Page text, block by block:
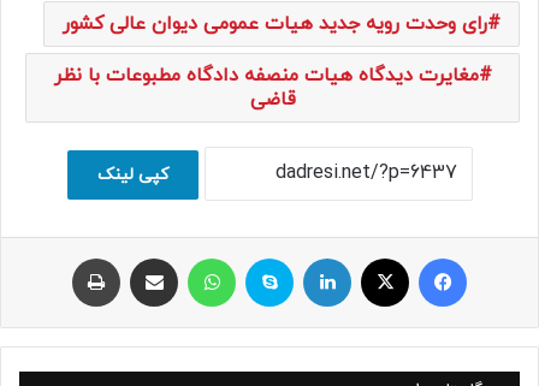
رای وحدت رویه جدید هیات عمومی دیوان عالی کشور
مغایرت دیدگاه هیات منصفه دادگاه مطبوعات با نظر
قاضی
کپی لینک
فیسبوک ایکس لینکداین اسکایپ واتس آپ اشتراک با ایمیل